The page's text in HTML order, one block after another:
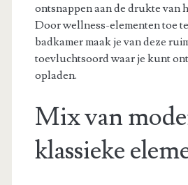
ontsnappen aan de drukte van
Door wellness-elementen toe
badkamer maak je van deze
toevluchtsoord waar je kunt
opladen.
Mix van
klassieke